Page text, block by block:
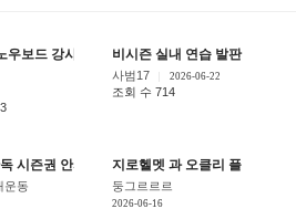
희망을 두는게 ㅜㅜ [12]
우보드 강사 지원 질문 [5]
비시즌 실내 연습 발판 질문
사범17 2026-06-22
조회 수 714
다. [4]
시즌권 안파나요 [4]
운동
지로헬멧 과 오클리 플라이트덱L
둥그르르르
2026-06-16